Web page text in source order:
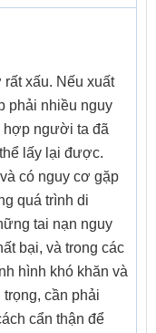
xấu. Nếu xuất
phải nhiều nguy
hợp người ta đã
lấy lại được.
có nguy cơ gặp
quá trình di
tai nạn nguy
bại, và trong các
hình khó khăn và
cần phải
cẩn thận để